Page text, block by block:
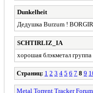
Dunkelheit
Дедушка Burzum ! BORGIR
SCHTIRLIZ_IA
хорошая блэкметал
Страниц: 1 2 3 4 5 6 7 8 9
Metal Torrent Tracker Forum